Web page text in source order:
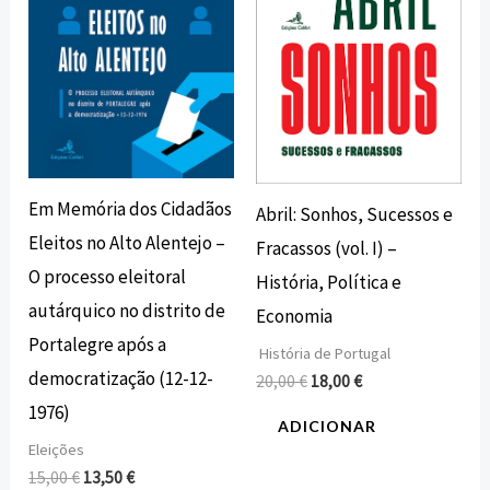
Em Memória dos Cidadãos
Eleitos no Alto Alentejo –
O processo eleitoral
autárquico no distrito de
Portalegre após a
democratização (12-12-
1976)
Eleições
15,00€ 13,50€
Abril: Sonhos, Sucessos e
Fracassos (vol. I) –
História, Política e
Economia
História de Portugal
20,00€ 18,00€
ADICIONAR